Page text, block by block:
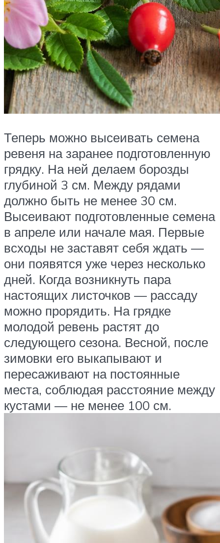
Теперь можно высеивать семена
ревеня на заранее подготовленную
грядку. На ней делаем борозды
глубиной 3 см. Между рядами
должно быть не менее 30 см.
Высеивают подготовленные семена
в апреле или начале мая. Первые
всходы не заставят себя ждать —
они появятся уже через несколько
дней. Когда возникнуть пара
настоящих листочков — рассаду
можно прорядить. На грядке
молодой ревень растят до
следующего сезона. Весной, после
зимовки его выкапывают и
пересаживают на постоянные
места, соблюдая расстояние между
кустами — не менее 100 см.